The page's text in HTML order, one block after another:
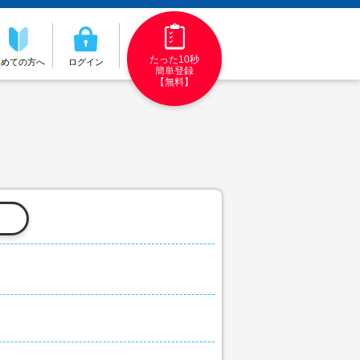
ての方へ ログイン
たった10秒
簡単登録
【無料】